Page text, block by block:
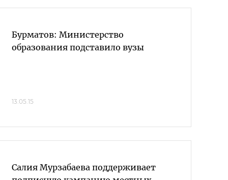
Бурматов: Министерство
образования подставило вузы
13.05.15
Салия Мурзабаева поддерживает